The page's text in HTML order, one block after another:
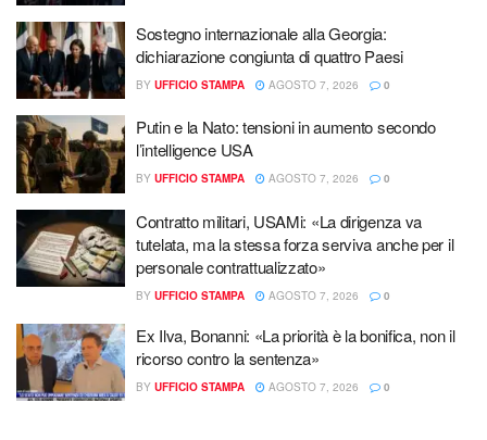
Sostegno internazionale alla Georgia:
dichiarazione congiunta di quattro Paesi
BY UFFICIO STAMPA AGOSTO 7, 2026 0
Putin e la Nato: tensioni in aumento secondo
l’intelligence USA
BY UFFICIO STAMPA AGOSTO 7, 2026 0
Contratto militari, USAMi: «La dirigenza va
tutelata, ma la stessa forza serviva anche per il
personale contrattualizzato»
BY UFFICIO STAMPA AGOSTO 7, 2026 0
Ex Ilva, Bonanni: «La priorità è la bonifica, non il
ricorso contro la sentenza»
BY UFFICIO STAMPA AGOSTO 7, 2026 0